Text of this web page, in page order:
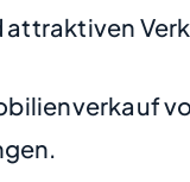
attraktiven